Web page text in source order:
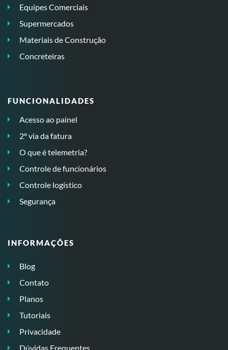
Equipes Comerciais
Supermercados
Materiais de Construção
Concreteiras
FUNCIONALIDADES
Acesso ao painel
2º via da fatura
O que é telemetria?
Controle de funcionários
Controle logístico
Segurança
INFORMAÇÕES
Blog
Contato
Planos
Tutoriais
Privacidade
Dúvidas Frequentes